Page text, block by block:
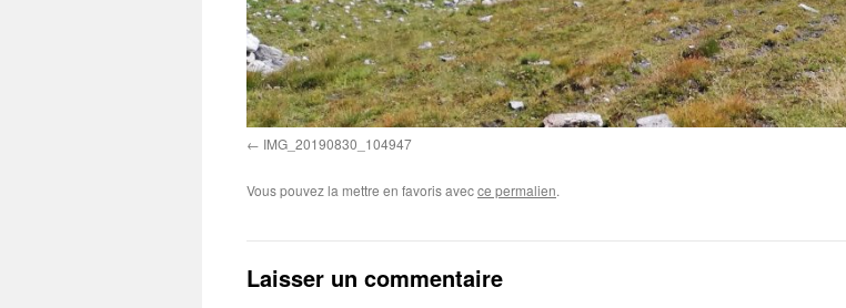
IMG_20190830_104947
Vous pouvez la mettre en favoris avecce permalien.
Laisser un commentaire